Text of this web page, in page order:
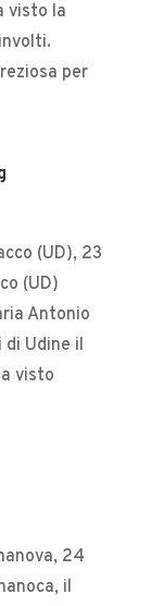
visto la
per
(UD), 23
(UD)
Antonio
di Udine il
visto
24
il